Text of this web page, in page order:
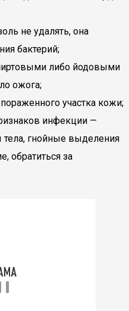
не удалять, она
бактерий;
либо йодовыми
ожога;
участка кожи;
инфекции —
гнойные выделения
обратиться за